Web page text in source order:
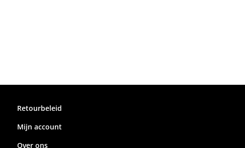
Retourbeleid
Mijn account
Over ons